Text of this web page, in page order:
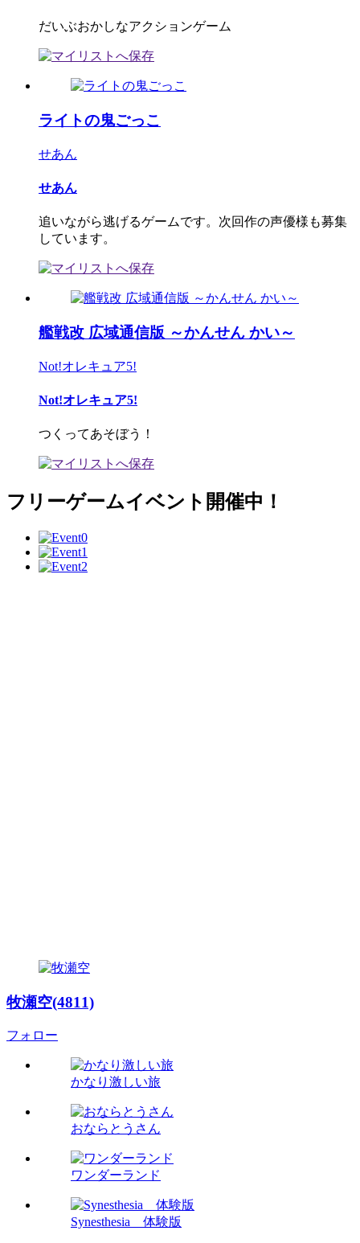
だいぶおかしなアクションゲーム
ライトの鬼ごっこ
せあん
せあん
追いながら逃げるゲームです。次回作の声優様も募集
しています。
艦戦改 広域通信版 ～かんせん かい～
Not!オレキュア5!
Not!オレキュア5!
つくってあそぼう！
フリーゲームイベント開催中！
牧瀬空(4811)
フォロー
かなり激しい旅
おならとうさん
ワンダーランド
Synesthesia 体験版